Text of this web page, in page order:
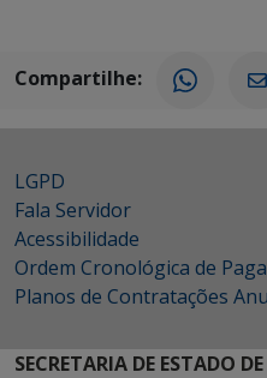
Compartilhe:
LGPD
Fala Servidor
Acessibilidade
Ordem Cronológica de
Planos de Contratações
SECRETARIA DE ESTADO